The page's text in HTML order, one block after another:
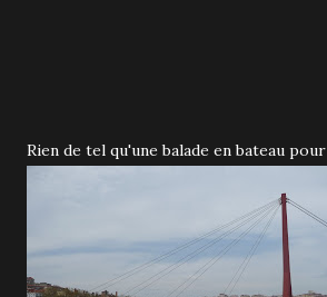
Rien de tel qu'une balade en bateau